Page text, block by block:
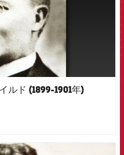
ルド (1899-1901年)
FCB Barcelona badge